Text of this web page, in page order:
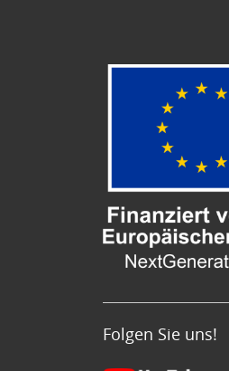
Folgen Sie uns!